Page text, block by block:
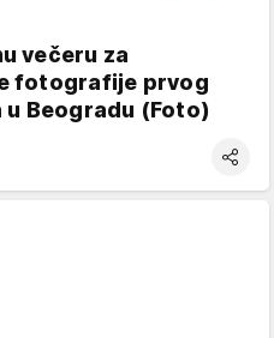
večeru za
fotografije prvog
Beogradu (Foto)